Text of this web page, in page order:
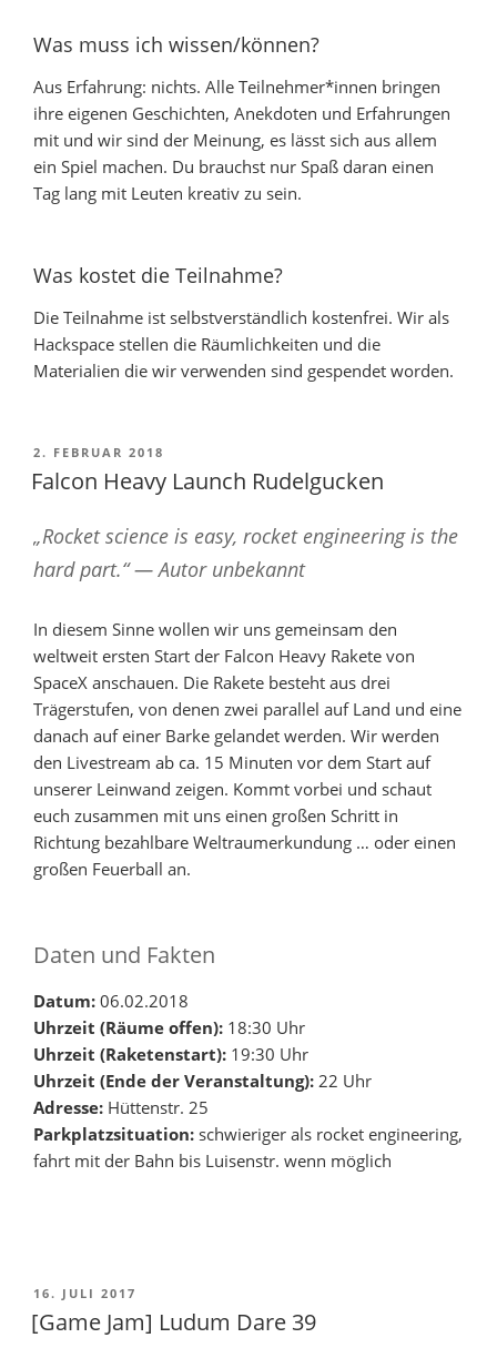
Was muss ich wissen/können?
Aus Erfahrung: nichts. Alle Teilnehmer*innen bringen
ihre eigenen Geschichten, Anekdoten und Erfahrungen
mit und wir sind der Meinung, es lässt sich aus allem
ein Spiel machen. Du brauchst nur Spaß daran einen
Tag lang mit Leuten kreativ zu sein.
Was kostet die Teilnahme?
Die Teilnahme ist selbstverständlich kostenfrei. Wir als
Hackspace stellen die Räumlichkeiten und die
Materialien die wir verwenden sind gespendet worden.
VERÖFFENTLICHT
AM
2. FEBRUAR 2018
Falcon Heavy Launch Rudelgucken
„Rocket science is easy, rocket engineering is the
hard part.“ — Autor unbekannt
In diesem Sinne wollen wir uns gemeinsam den
weltweit ersten Start der Falcon Heavy Rakete von
SpaceX anschauen. Die Rakete besteht aus drei
Trägerstufen, von denen zwei parallel auf Land und eine
danach auf einer Barke gelandet werden. Wir werden
den Livestream ab ca. 15 Minuten vor dem Start auf
unserer Leinwand zeigen. Kommt vorbei und schaut
euch zusammen mit uns einen großen Schritt in
Richtung bezahlbare Weltraumerkundung … oder einen
großen Feuerball an.
Daten und Fakten
Datum: 06.02.2018
Uhrzeit (Räume offen): 18:30 Uhr
Uhrzeit (Raketenstart): 19:30 Uhr
Uhrzeit (Ende der Veranstaltung): 22 Uhr
Adresse: Hüttenstr. 25
Parkplatzsituation: schwieriger als rocket engineering,
fahrt mit der Bahn bis Luisenstr. wenn möglich
VERÖFFENTLICHT
AM
16. JULI 2017
[Game Jam] Ludum Dare 39